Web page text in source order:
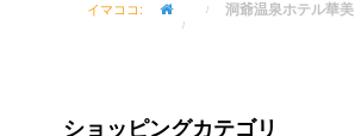
イマココ: 洞爺温泉ホテル華美
ショッピングカテゴリ